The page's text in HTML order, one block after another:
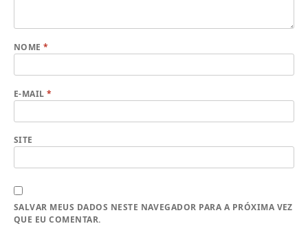
NOME*
E-MAIL*
SITE
SALVAR MEUS DADOS NESTE NAVEGADOR PARA A PRÓXIMA VEZ
QUE EU COMENTAR.